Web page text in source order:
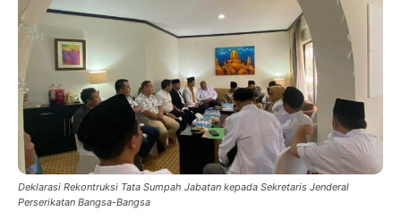
Deklarasi Rekontruksi Tata Sumpah Jabatan kepada Sekretaris Jenderal
Perserikatan Bangsa-Bangsa